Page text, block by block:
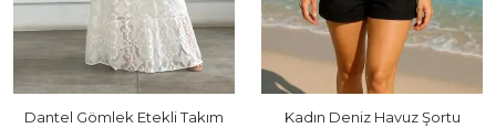
Dantel Gömlek Etekli Takım Kadın Deniz Havuz Şortu